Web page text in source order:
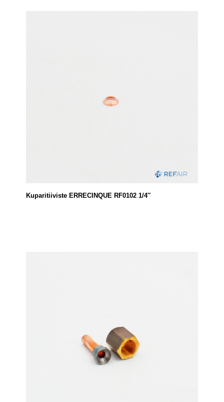
Kuparitiiviste ERRECINQUE RF0102 1/4″